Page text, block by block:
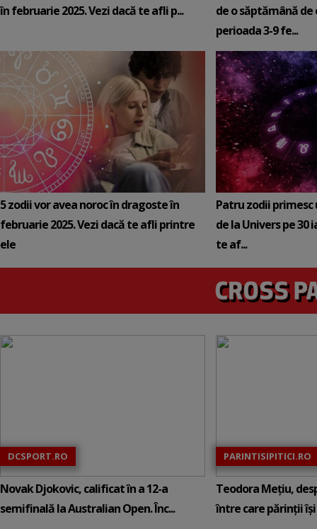
în februarie 2025. Vezi dacă te afli p...
de o săptămână de
perioada 3-9 fe...
5 zodii vor avea noroc în dragoste în
februarie 2025. Vezi dacă te afli printre
ele
Patru zodii primesc
de la Univers pe 30
te af...
DCSPORT.RO
Novak Djokovic, calificat în a 12-a
semifinală la Australian Open. Înc...
PARINTISIPITICI.RO
Teodora Mețiu,
între care părinții își